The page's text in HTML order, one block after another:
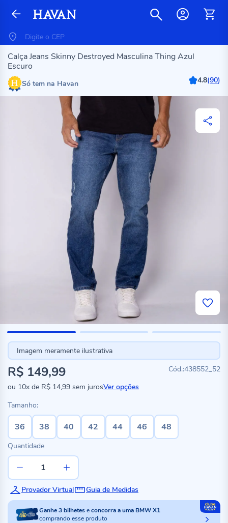
Calça Jeans Skinny Destroyed Masculina Thing Azul
Escuro
Só tem na Havan 4.8(90)
Imagem meramente ilustrativa
438552_52
R$ 149,99
ou 10x de R$ 14,99 sem jurosVer opções
Tamanho:
36 38 40 42 44 46 48
Quantidade
Provador Virtual Guia de Medidas
Ganhe3bilheteseconcorra a uma BMW X1
comprando esse produto